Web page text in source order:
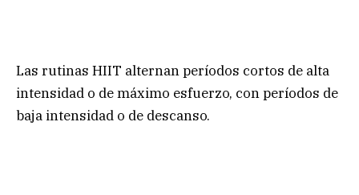
Las rutinas HIIT alternan períodos cortos de alta
intensidad o de máximo esfuerzo, con períodos de
baja intensidad o de descanso.